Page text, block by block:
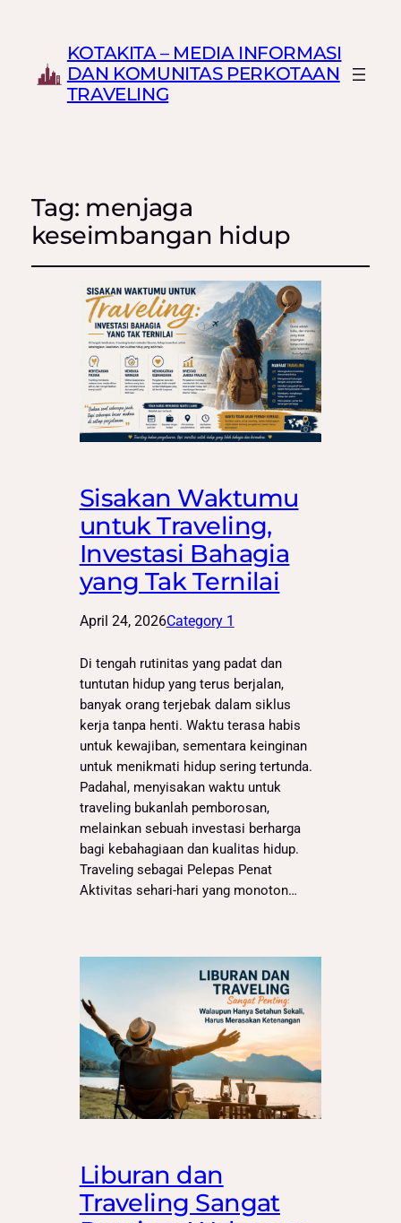
KOTAKITA – MEDIA INFORMASI
DAN KOMUNITAS PERKOTAAN
TRAVELING
Tag: menjaga
keseimbangan hidup
Sisakan Waktumu
untuk Traveling,
Investasi Bahagia
yang Tak Ternilai
April 24, 2026Category 1
Di tengah rutinitas yang padat dan
tuntutan hidup yang terus berjalan,
banyak orang terjebak dalam siklus
kerja tanpa henti. Waktu terasa habis
untuk kewajiban, sementara keinginan
untuk menikmati hidup sering tertunda.
Padahal, menyisakan waktu untuk
traveling bukanlah pemborosan,
melainkan sebuah investasi berharga
bagi kebahagiaan dan kualitas hidup.
Traveling sebagai Pelepas Penat
Aktivitas sehari-hari yang monoton…
Liburan dan
Traveling Sangat